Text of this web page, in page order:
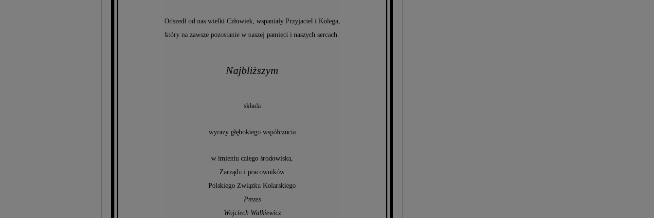
Odszedł od nas wielki Człowiek, wspaniały Przyjaciel i Kolega,
który na zawsze pozostanie w naszej pamięci i naszych sercach.
Najbliższym
składa
wyrazy głębokiego współczucia
w imieniu całego środowiska,
Zarządu i pracowników
Polskiego Związku Kolarskiego
Prezes
Wojciech Walkiewicz